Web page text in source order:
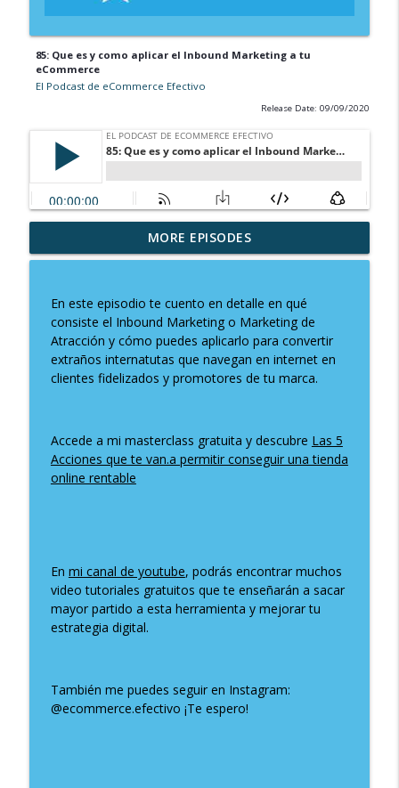
85: Que es y como aplicar el Inbound Marketing a tu
eCommerce
El Podcast de eCommerce Efectivo
Release Date: 09/09/2020
194: Resiliencia Digital: Cómo Fortalecer
Tu Mente y Tu Negocio Online
info_outline
193: Detrás del Carrito de Compra:
Optimización y Soporte en
WooCommerce por Jaime Gármar
El Podcast de eCommerce Efectivo
El Podcast de eCommerce Efectivo
191: Descubriendo Brava Fabrics:
190: Descubre cómo la IA está
revolucionando la industria del
eCommerce
El Podcast de eCommerce Efectivo
info_outline
tus suscriptores: Cómo captar la
atención en el email marketing
El Podcast de eCommerce Efectivo
MORE EPISODES
En este episodio te cuento en detalle en qué
consiste el Inbound Marketing o Marketing de
Atracción y cómo puedes aplicarlo para convertir
extraños internatutas que navegan en internet en
clientes fidelizados y promotores de tu marca.
Accede a mi masterclass gratuita y descubre Las 5
Acciones que te van.a permitir conseguir una tienda
online rentable
En mi canal de youtube, podrás encontrar muchos
video tutoriales gratuitos que te enseñarán a sacar
mayor partido a esta herramienta y mejorar tu
estrategia digital.
También me puedes seguir en Instagram:
@ecommerce.efectivo ¡Te espero!